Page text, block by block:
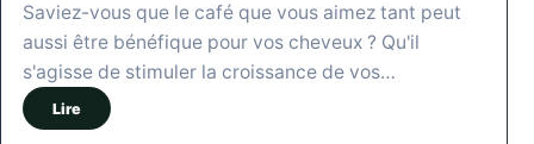
Saviez-vous que le café que vous aimez tant peut
aussi être bénéfique pour vos cheveux ? Qu'il
s'agisse de stimuler la croissance de vos…
Lire